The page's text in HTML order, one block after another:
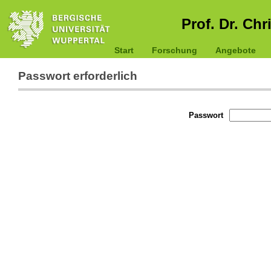
Prof. Dr.
Start Forschung Angebote
Passwort erforderlich
Passwort